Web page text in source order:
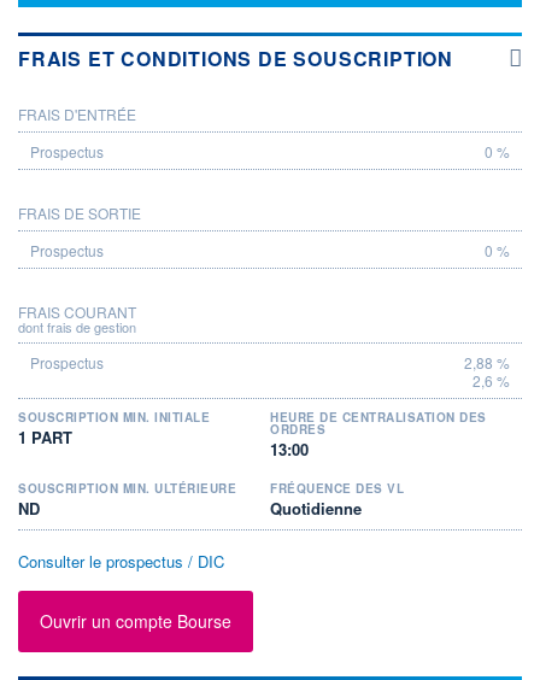
FRAIS ET CONDITIONS DE SOUSCRIPTION
PROSPECTUS
FRAIS D'ENTRÉE
0 %
FRAIS DE SORTIE
0 %
FRAIS COURANT
dont frais de gestion
2,88 %
2,6 %
SOUSCRIPTION MIN. INITIALE
1 PART
HEURE DE CENTRALISATION DES
ORDRES
13:00
SOUSCRIPTION MIN. ULTÉRIEURE
ND
FRÉQUENCE DES VL
Quotidienne
Consulter le prospectus / DIC
Ouvrir un compte Bourse